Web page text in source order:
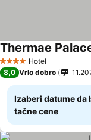
4 ZvezdiceHotel
Thermae
8,0 Vrlo dobro
Izaberi datume da
tačne cene